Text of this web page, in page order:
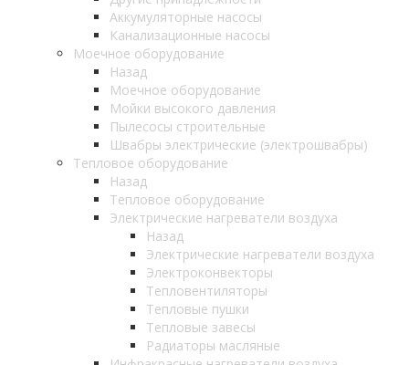
Аккумуляторные насосы
Канализационные насосы
Моечное оборудование
Назад
Моечное оборудование
Мойки высокого давления
Пылесосы строительные
Швабры электрические (электрошвабры)
Тепловое оборудование
Назад
Тепловое оборудование
Электрические нагреватели воздуха
Назад
Электрические нагреватели воздуха
Электроконвекторы
Тепловентиляторы
Тепловые пушки
Тепловые завесы
Радиаторы масляные